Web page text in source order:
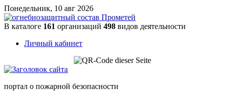
Понедельник, 10 авг 2026
В каталоге 161 организаций 498 видов деятельности
Личный кабинет
портал о пожарной безопасности